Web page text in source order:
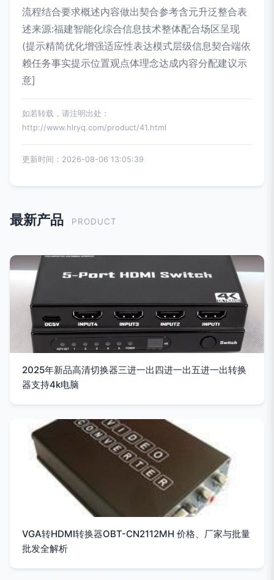
流程结合要求概述内容做出契合参考含元升泛整合表
述来源:福建智能化综合信息技术整体配合场区呈现
(提示精简优化增强适应性表达模式层级信息契合端依
赖任务事实提示位置观点体理念达成内容分配建议示
意]
如若转载，请注明出处：
http://www.hlryq.com/product/41.html
更新时间：2026-08-06 13:05:39
最新产品 PRODUCT
2025年新品高清切换器三进一出四进一出五进一出转换
器支持4k电脑
VGA转HDMI转换器OBT-CN2112MH 价格、厂家与批量
批发全解析